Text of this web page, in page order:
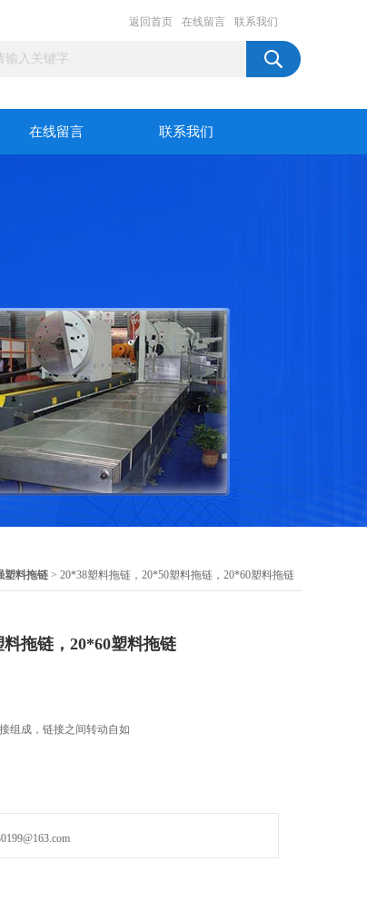
返回首页 在线留言 联系我们
在线留言 联系我们
塑料拖链 > 20*38塑料拖链，20*50塑料拖链，20*60塑料拖链
拖链，20*60塑料拖链
组成，链接之间转动自如